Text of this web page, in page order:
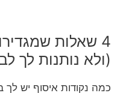
4 שאלות
(ולא נותנות לך
כמה נקודות איסוף יש לך